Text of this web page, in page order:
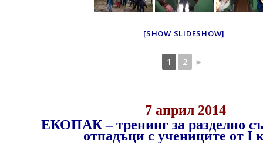
[SHOW SLIDESHOW]
1 2 ►
7 април 2014
ЕКОПАК – тренинг за разделно
отпадъци с учениците от I